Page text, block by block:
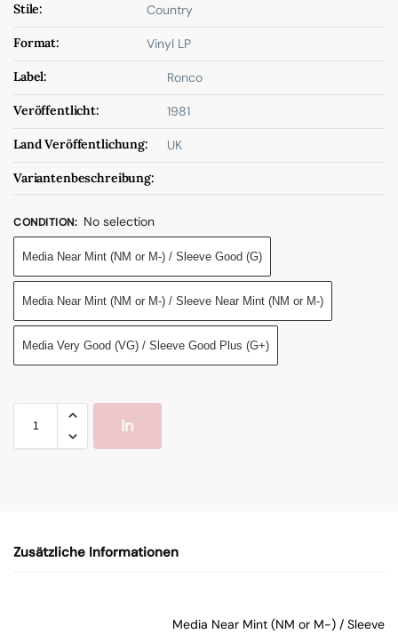
Stile: Country
Format: Vinyl LP
Label: Ronco
Veröffentlicht: 1981
Land Veröffentlichung: UK
Variantenbeschreibung:
CONDITION: No selection
Media Near Mint (NM or M-) / Sleeve Good (G)
Media Near Mint (NM or M-) / Sleeve Near Mint (NM or M-)
Media Very Good (VG) / Sleeve Good Plus (G+)
In
W
Zusätzliche Informationen
Media Near Mint (NM or M-) / Sleeve